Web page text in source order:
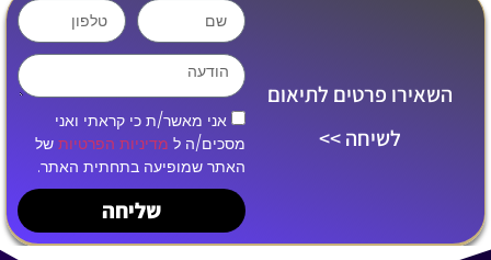
השאירו פרטים לתיאום
לשיחה >>
אני מאשר/ת כי קראתי ואני
מסכים/ה ל מדיניות הפרטיות של
האתר שמופיעה בתחתית האתר.
שליחה